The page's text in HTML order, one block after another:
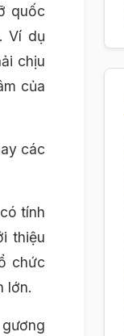
quốc
Ví dụ
chịu
của
các
tính
thiệu
chức
lớn.